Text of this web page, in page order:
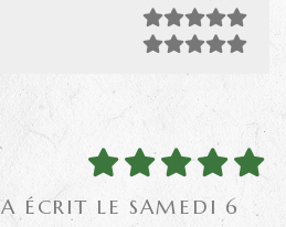
A ÉCRIT LE SAMEDI 6